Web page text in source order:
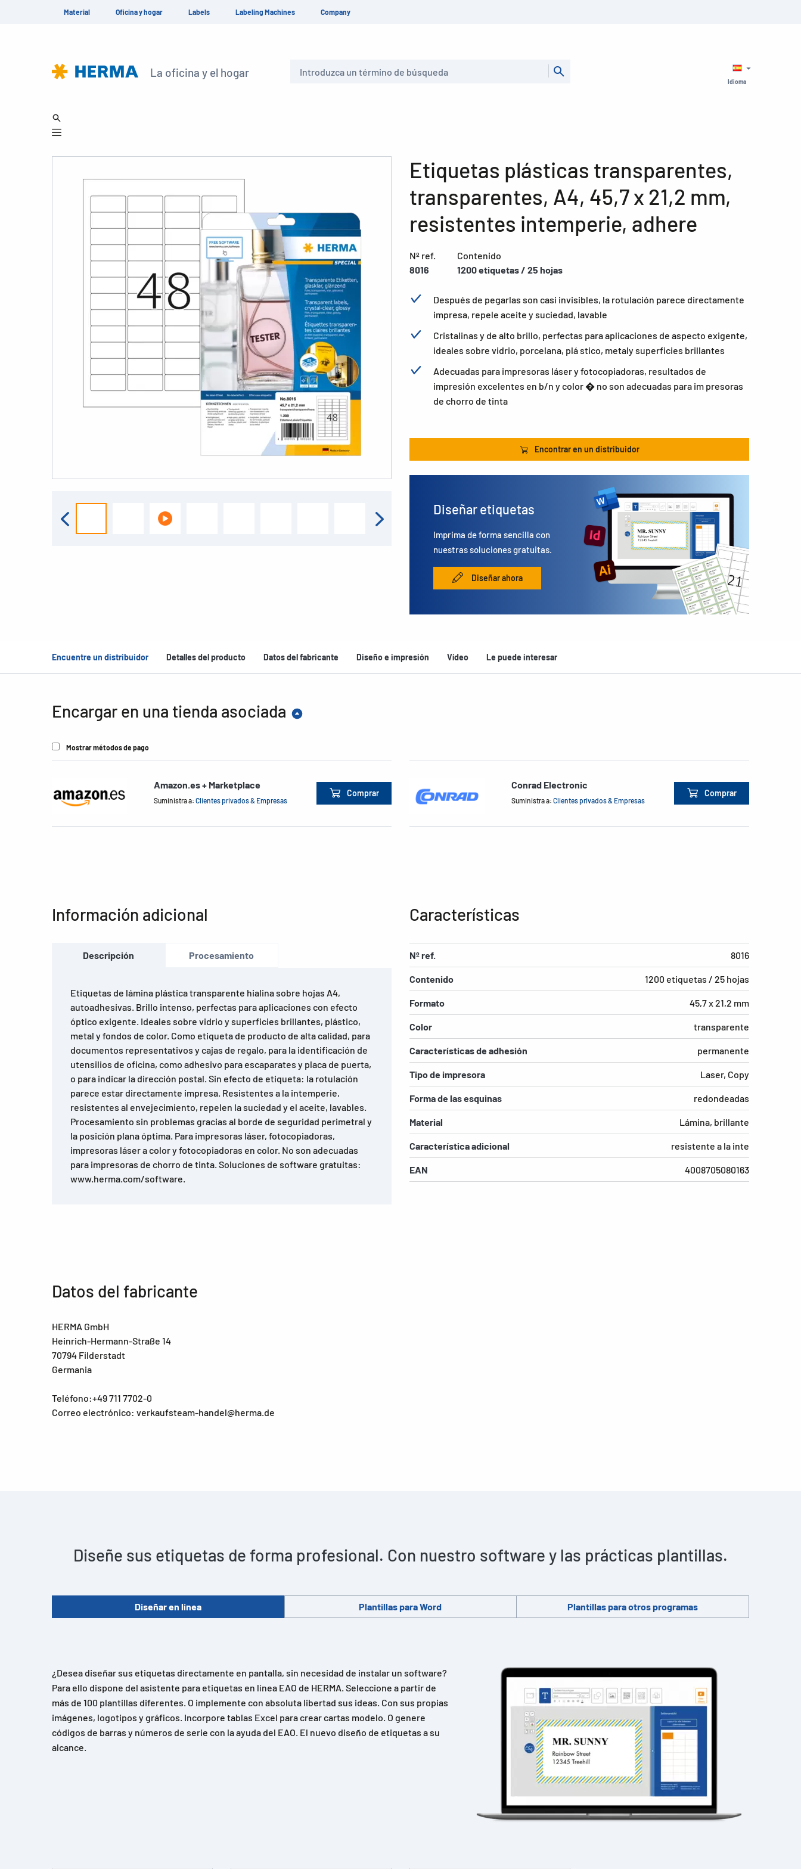
Material Oficina y hogar Labels Labeling Machines Company
La oficina y el hogar
Idioma
Etiquetas plásticas transparentes,
transparentes, A4, 45,7 x 21,2 mm,
resistentes intemperie, adhere
Nº ref.
8016
Contenido
1200 etiquetas / 25 hojas
Después de pegarlas son casi invisibles, la rotulación parece directamente
impresa, repele aceite y suciedad, lavable
Cristalinas y de alto brillo, perfectas para aplicaciones de aspecto exigente,
ideales sobre vidrio, porcelana, plá stico, metaly superficies brillantes
Adecuadas para impresoras láser y fotocopiadoras, resultados de
impresión excelentes en b/n y color � no son adecuadas para im presoras
de chorro de tinta
Encontrar en un distribuidor
Diseñar etiquetas
Imprima de forma sencilla con
nuestras soluciones gratuitas.
Diseñar ahora
Encuentre un distribuidor Detalles del producto Datos del fabricante Diseño e impresión Vídeo Le puede interesar
Encargar en una tienda asociada
Mostrar métodos de pago
Amazon.es + Marketplace
Suministra a: Clientes privados & Empresas
Comprar
Conrad Electronic
Suministra a: Clientes privados & Empresas
Comprar
Información adicional
Descripción Procesamiento
Etiquetas de lámina plástica transparente hialina sobre hojas A4,
autoadhesivas. Brillo intenso, perfectas para aplicaciones con efecto
óptico exigente. Ideales sobre vidrio y superficies brillantes, plástico,
metal y fondos de color. Como etiqueta de producto de alta calidad, para
documentos representativos y cajas de regalo, para la identificación de
utensilios de oficina, como adhesivo para escaparates y placa de puerta,
o para indicar la dirección postal. Sin efecto de etiqueta: la rotulación
parece estar directamente impresa. Resistentes a la intemperie,
resistentes al envejecimiento, repelen la suciedad y el aceite, lavables.
Procesamiento sin problemas gracias al borde de seguridad perimetral y
la posición plana óptima. Para impresoras láser, fotocopiadoras,
impresoras láser a color y fotocopiadoras en color. No son adecuadas
para impresoras de chorro de tinta. Soluciones de software gratuitas:
www.herma.com/software.
Características
Nº ref. 8016
Contenido 1200 etiquetas / 25 hojas
Formato 45,7 x 21,2 mm
Color transparente
Características de adhesión permanente
Tipo de impresora Laser, Copy
Forma de las esquinas redondeadas
Material Lámina, brillante
Característica adicional resistente a la inte
EAN 4008705080163
Datos del fabricante
HERMA GmbH
Heinrich-Hermann-Straße 14
70794 Filderstadt
Germania
Teléfono:+49 711 7702-0
Correo electrónico: verkaufsteam-handel@herma.de
Diseñe sus etiquetas de forma profesional. Con nuestro software y las prácticas plantillas.
Diseñar en línea Plantillas para Word Plantillas para otros programas
¿Desea diseñar sus etiquetas directamente en pantalla, sin necesidad de instalar un software?
Para ello dispone del asistente para etiquetas en línea EAO de HERMA. Seleccione a partir de
más de 100 plantillas diferentes. O implemente con absoluta libertad sus ideas. Con sus propias
imágenes, logotipos y gráficos. Incorpore tablas Excel para crear cartas modelo. O genere
códigos de barras y números de serie con la ayuda del EAO. El nuevo diseño de etiquetas a su
alcance.